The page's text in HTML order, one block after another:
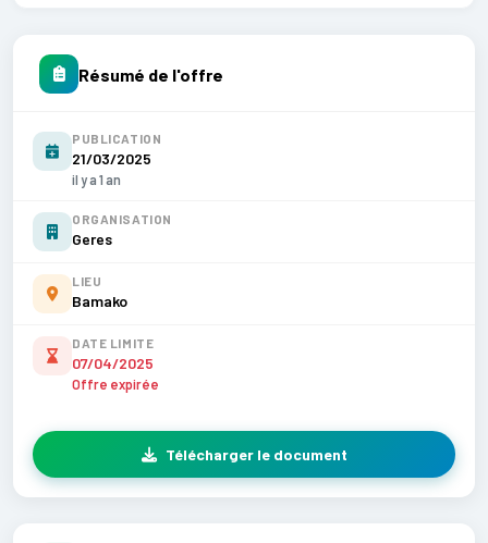
Résumé de l'offre
PUBLICATION
21/03/2025
il y a 1 an
ORGANISATION
Geres
LIEU
Bamako
DATE LIMITE
07/04/2025
Offre expirée
Télécharger le document